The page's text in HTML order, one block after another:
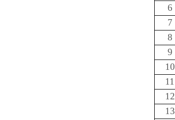
6
7
8
9
10
11
12
13